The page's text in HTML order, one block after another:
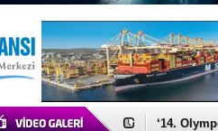
Denizcilik
‘14.